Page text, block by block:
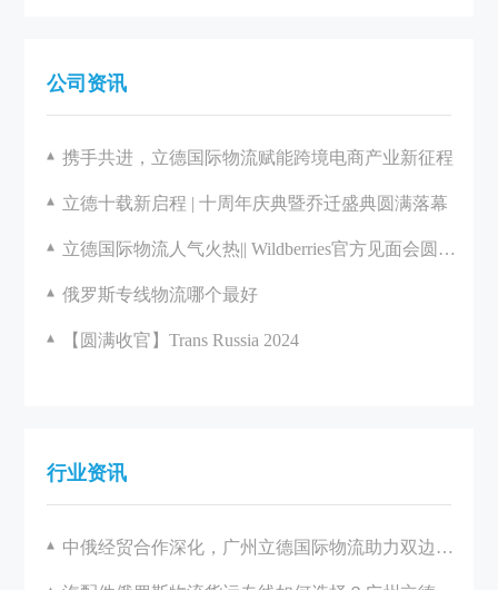
公司资讯
携手共进，立德国际物流赋能跨境电商产业新征程
立德十载新启程 | 十周年庆典暨乔迁盛典圆满落幕
立德国际物流人气火热|| Wildberries官方见面会圆满举办
俄罗斯专线物流哪个最好
【圆满收官】Trans Russia 2024
行业资讯
中俄经贸合作深化，广州立德国际物流助力双边发展